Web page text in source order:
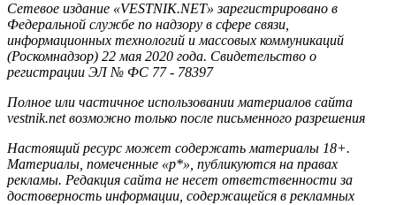
Сетевое издание «VESTNIK.NET» зарегистрировано в
Федеральной службе по надзору в сфере связи,
информационных технологий и массовых коммуникаций
(Роскомнадзор) 22 мая 2020 года. Свидетельство о
регистрации ЭЛ № ФС 77 - 78397
Полное или частичное использовании материалов сайта
vestnik.net возможно только после письменного разрешения
Настоящий ресурс может содержать материалы 18+.
Материалы, помеченные «р*», публикуются на правах
рекламы. Редакция сайта не несет ответственности за
достоверность информации, содержащейся в рекламных